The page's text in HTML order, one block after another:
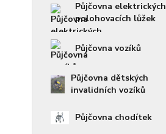
Půjčovna elektrických
polohovacích lůžek
Půjčovna vozíků
Půjčovna dětských
invalidních vozíků
Půjčovna chodítek